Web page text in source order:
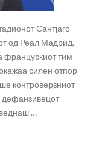
Сантјаго
од Реал Мадрид,
францускиот тим
силен отпор
контроверзниот
дефанзивецот
…